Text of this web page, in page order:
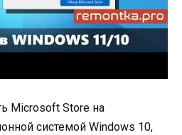
Microsoft Store на
системой Windows 10,